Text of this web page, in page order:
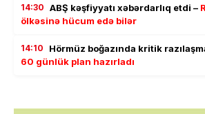
14:30 ABŞ kəşfiyyatı xəbərdarlıq etdi –
ölkəsinə hücum edə bilər
14:10 Hörmüz boğazında kritik
60 günlük plan hazırladı